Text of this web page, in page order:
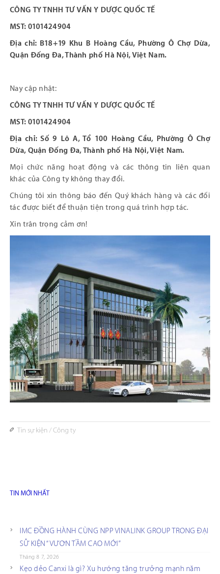
CÔNG TY TNHH TƯ VẤN Y DƯỢC QUỐC TẾ
MST: 0101424904
Địa chỉ: B18+19 Khu B Hoàng Cầu, Phường Ô Chợ Dừa,
Quận Đống Đa, Thành phố Hà Nội, Việt Nam.
Nay cập nhật:
CÔNG TY TNHH TƯ VẤN Y DƯỢC QUỐC TẾ
MST: 0101424904
Địa chỉ: Số 9 Lô A, Tổ 100 Hoàng Cầu, Phường Ô Chợ
Dừa, Quận Đống Đa, Thành phố Hà Nội, Việt Nam.
Mọi chức năng hoạt động và các thông tin liên quan
khác của Công ty không thay đổi.
Chúng tôi xin thông báo đến Quý khách hàng và các đối
tác được biết để thuận tiện trong quá trình hợp tác.
Xin trân trọng cảm ơn!
Tin sự kiện /Công ty
TIN MỚI NHẤT
IMC ĐỒNG HÀNH CÙNG NPP VINALINK GROUP TRONG ĐẠI
SỰ KIỆN “VƯƠN TẦM CAO MỚI”
Tháng 8 7, 2026
Kẹo dẻo Canxi là gì? Xu hướng tăng trưởng mạnh năm